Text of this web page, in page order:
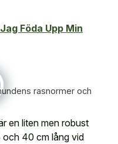
Föda Upp Min
rasnormer och
en liten men robust
och 40 cm lång vid